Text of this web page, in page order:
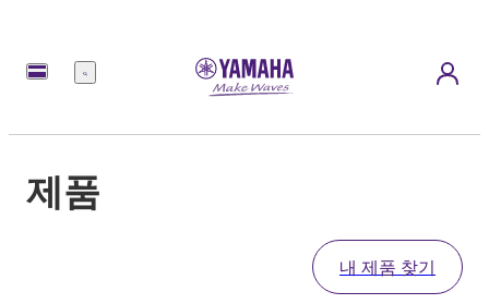
메
제품
내 제품 찾기